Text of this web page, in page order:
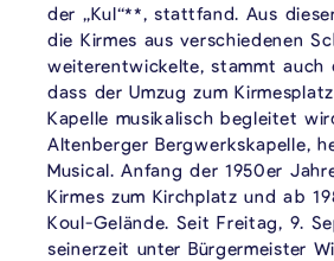
der „Kul“**, stattfand. Aus
die Kirmes aus verschiedenen
weiterentwickelte, stammt auch
dass der Umzug zum
Kapelle musikalisch begleitet
Altenberger Bergwerkskapelle,
Musical. Anfang der 1950er
Kirmes zum Kirchplatz und ab
Koul-Gelände. Seit Freitag, 9.
seinerzeit unter Bürgermeister